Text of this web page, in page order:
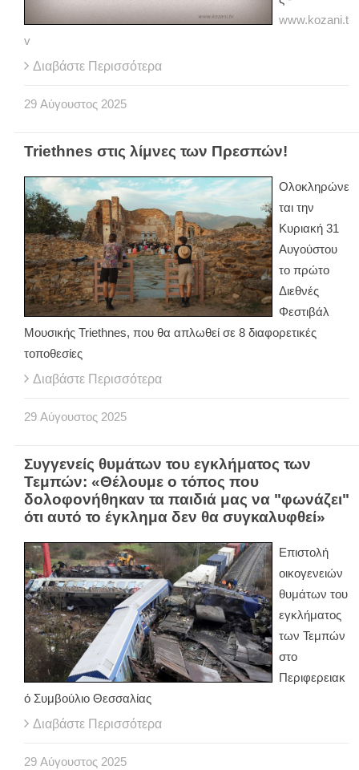
www.kozani.t
v
Διαβάστε Περισσότερα
29 Αύγουστος 2025
Triethnes στις λίμνες των Πρεσπών!
Ολοκληρώνε
ται την
Κυριακή 31
Αυγούστου
το πρώτο
Διεθνές
Φεστιβάλ
Μουσικής Triethnes, που θα απλωθεί σε 8 διαφορετικές
τοποθεσίες
Διαβάστε Περισσότερα
29 Αύγουστος 2025
Συγγενείς θυμάτων του εγκλήματος των
Τεμπών: «Θέλουμε ο τόπος που
δολοφονήθηκαν τα παιδιά μας να "φωνάζει"
ότι αυτό το έγκλημα δεν θα συγκαλυφθεί»
Επιστολή
οικογενειών
θυμάτων του
εγκλήματος
των Τεμπών
στο
Περιφερειακ
ό Συμβούλιο Θεσσαλίας
Διαβάστε Περισσότερα
29 Αύγουστος 2025